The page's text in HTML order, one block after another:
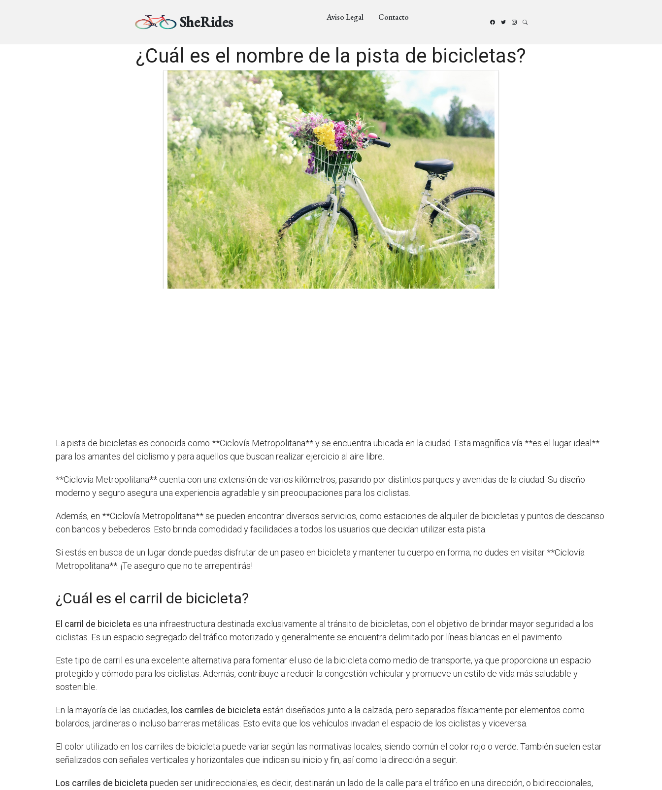
SheRides Aviso Legal Contacto
¿Cuál es el nombre de la pista de bicicletas?
La pista de bicicletas es conocida como **Ciclovía Metropolitana** y se encuentra ubicada en la ciudad. Esta magnífica vía **es el lugar ideal**
para los amantes del ciclismo y para aquellos que buscan realizar ejercicio al aire libre.
**Ciclovía Metropolitana** cuenta con una extensión de varios kilómetros, pasando por distintos parques y avenidas de la ciudad. Su diseño
moderno y seguro asegura una experiencia agradable y sin preocupaciones para los ciclistas.
Además, en **Ciclovía Metropolitana** se pueden encontrar diversos servicios, como estaciones de alquiler de bicicletas y puntos de descanso
con bancos y bebederos. Esto brinda comodidad y facilidades a todos los usuarios que decidan utilizar esta pista.
Si estás en busca de un lugar donde puedas disfrutar de un paseo en bicicleta y mantener tu cuerpo en forma, no dudes en visitar **Ciclovía
Metropolitana**. ¡Te aseguro que no te arrepentirás!
¿Cuál es el carril de bicicleta?
El carril de bicicleta es una infraestructura destinada exclusivamente al tránsito de bicicletas, con el objetivo de brindar mayor seguridad a los
ciclistas. Es un espacio segregado del tráfico motorizado y generalmente se encuentra delimitado por líneas blancas en el pavimento.
Este tipo de carril es una excelente alternativa para fomentar el uso de la bicicleta como medio de transporte, ya que proporciona un espacio
protegido y cómodo para los ciclistas. Además, contribuye a reducir la congestión vehicular y promueve un estilo de vida más saludable y
sostenible.
En la mayoría de las ciudades, los carriles de bicicleta están diseñados junto a la calzada, pero separados físicamente por elementos como
bolardos, jardineras o incluso barreras metálicas. Esto evita que los vehículos invadan el espacio de los ciclistas y viceversa.
El color utilizado en los carriles de bicicleta puede variar según las normativas locales, siendo común el color rojo o verde. También suelen estar
señalizados con señales verticales y horizontales que indican su inicio y fin, así como la dirección a seguir.
Los carriles de bicicleta pueden ser unidireccionales, es decir, destinarán un lado de la calle para el tráfico en una dirección, o bidireccionales,